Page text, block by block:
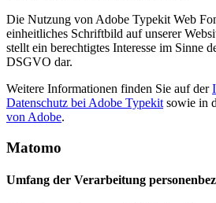
Die Nutzung von Adobe Typekit Web
einheitliches Schriftbild auf unserer
stellt ein berechtigtes Interesse im Sinne
DSGVO dar.
Weitere Informationen finden Sie auf der
Datenschutz bei Adobe Typekit sowie in
von Adobe.
Matomo
Umfang der Verarbeitung